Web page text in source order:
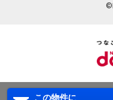
この物件に